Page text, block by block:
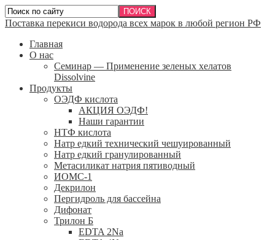
Поставка перекиси водорода всех марок в любой регион РФ
Главная
О нас
Семинар — Применение зеленых хелатов
Dissolvine
Продукты
ОЭДФ кислота
АКЦИЯ ОЭДФ!
Наши гарантии
НТФ кислота
Натр едкий технический чешуированный
Натр едкий гранулированный
Метасиликат натрия пятиводный
ИОМС-1
Декрилон
Пергидроль для бассейна
Дифонат
Трилон Б
EDTA 2Na